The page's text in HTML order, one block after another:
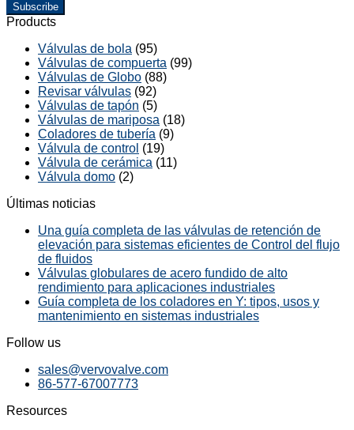
Subscribe
Products
Válvulas de bola (95)
Válvulas de compuerta (99)
Válvulas de Globo (88)
Revisar válvulas (92)
Válvulas de tapón (5)
Válvulas de mariposa (18)
Coladores de tubería (9)
Válvula de control (19)
Válvula de cerámica (11)
Válvula domo (2)
Últimas noticias
Una guía completa de las válvulas de retención de
elevación para sistemas eficientes de Control del flujo
de fluidos
Válvulas globulares de acero fundido de alto
rendimiento para aplicaciones industriales
Guía completa de los coladores en Y: tipos, usos y
mantenimiento en sistemas industriales
Follow us
sales@vervovalve.com
86-577-67007773
Resources